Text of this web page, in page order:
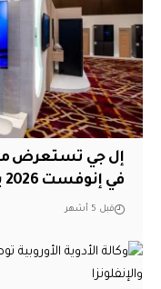
إل جي تستعرض
في إنوفست 2026 بأبوظبي
قبل 5 أشهر